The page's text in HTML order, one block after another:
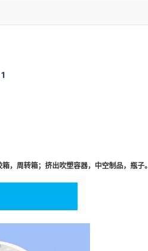
1
，周转箱；挤出吹塑容器，中空制品，瓶子。